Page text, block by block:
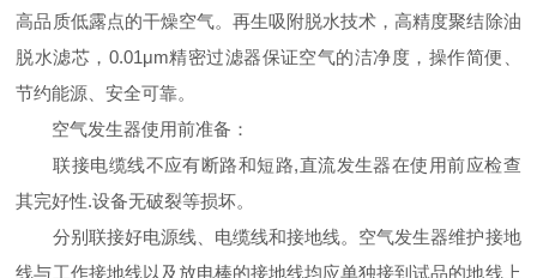
高品质低露点的干燥空气。再生吸附脱水技术，高精度聚结除油
脱水滤芯，0.01μm精密过滤器保证空气的洁净度，操作简便、
节约能源、安全可靠。
空气发生器使用前准备：
联接电缆线不应有断路和短路,直流发生器在使用前应检查
其完好性.设备无破裂等损坏。
分别联接好电源线、电缆线和接地线。空气发生器维护接地
线与工作接地线以及放电棒的接地线均应单独接到试品的地线上